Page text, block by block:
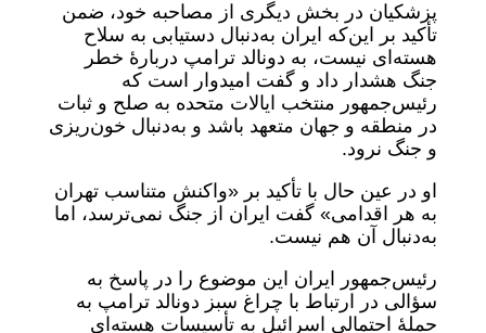
پزشکیان در بخش دیگری از مصاحبه خود، ضمن
تأکید بر این‌که ایران به‌دنبال دستیابی به سلاح
هسته‌ای نیست، به دونالد ترامپ دربارۀ خطر
جنگ هشدار داد و گفت امیدوار است که
رئیس‌جمهور منتخب ایالات متحده به صلح و ثبات
در منطقه و جهان متعهد باشد و به‌دنبال خون‌ریزی
و جنگ نرود.
او در عین حال با تأکید بر «واکنش متناسب تهران
به هر اقدامی» گفت ایران از جنگ نمی‌ترسد،‌ اما
به‌دنبال آن هم نیست.
رئیس‌جمهور ایران این موضوع را در پاسخ به
سؤالی در ارتباط با چراغ سبز دونالد ترامپ به
حملۀ احتمالی اسرائیل به تأسیسات هسته‌ای